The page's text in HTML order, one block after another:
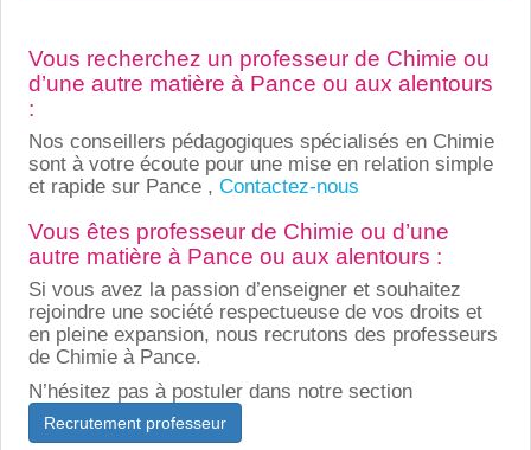
Vous recherchez un professeur de Chimie ou
d’une autre matière à Pance ou aux alentours
:
Nos conseillers pédagogiques spécialisés en Chimie
sont à votre écoute pour une mise en relation simple
et rapide sur Pance , Contactez-nous
Vous êtes professeur de Chimie ou d’une
autre matière à Pance ou aux alentours :
Si vous avez la passion d’enseigner et souhaitez
rejoindre une société respectueuse de vos droits et
en pleine expansion, nous recrutons des professeurs
de Chimie à Pance.
N’hésitez pas à postuler dans notre section
Recrutement professeur